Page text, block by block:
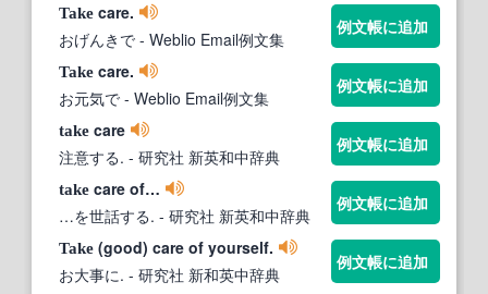
Take care.
おげんきで - Weblio Email例文集
例文帳に追加
Take care.
お元気で - Weblio Email例文集
例文帳に追加
take care
注意する. - 研究社 新英和中辞典
例文帳に追加
take care of…
…を世話する. - 研究社 新英和中辞典
例文帳に追加
Take (good) care of yourself.
お大事に. - 研究社 新和英中辞典
例文帳に追加